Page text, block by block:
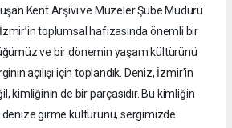
Kent Arşivi ve Müzeler Şube Müdürü
toplumsal hafızasında önemli bir
ve bir dönemin yaşam kültürünü
açılışı için toplandık. Deniz, İzmir’in
kimliğinin de bir parçasıdır. Bu kimliğin
girme kültürünü, sergimizde